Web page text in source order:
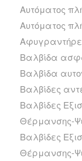
Αυτόματος
Αυτόματος
Βαλβίδα
Βαλβίδα
Βαλβίδες
Βαλβίδες
Θέρμανσης-
Βαλβίδες
Θέρμανσης-